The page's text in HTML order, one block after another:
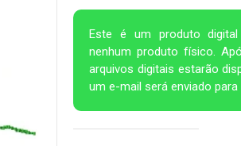
Este é um produto
nenhum produto físico.
arquivos digitais estarão
um e-mail será enviado